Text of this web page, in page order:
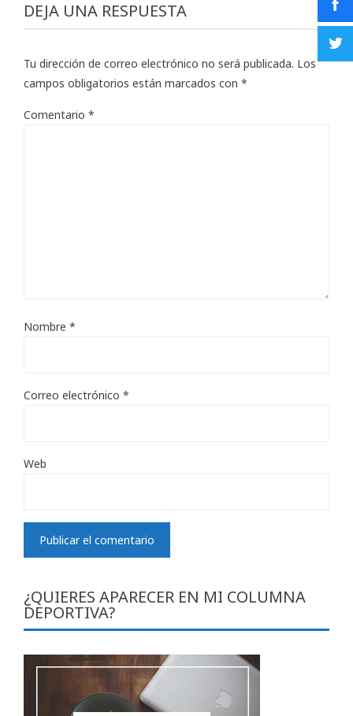
DEJA UNA RESPUESTA
Tu dirección de correo electrónico no será publicada. Los
campos obligatorios están marcados con *
Comentario *
Nombre *
Correo electrónico *
Web
¿QUIERES APARECER EN MI COLUMNA
DEPORTIVA?